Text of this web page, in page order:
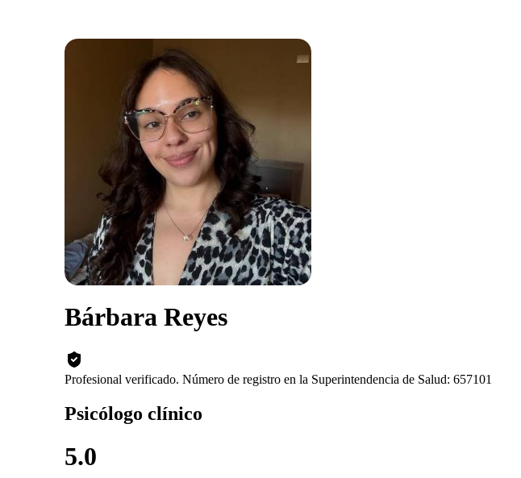
Bárbara Reyes
Profesional verificado. Número de registro en la Superintendencia de Salud: 657101
Psicólogo clínico
5.0